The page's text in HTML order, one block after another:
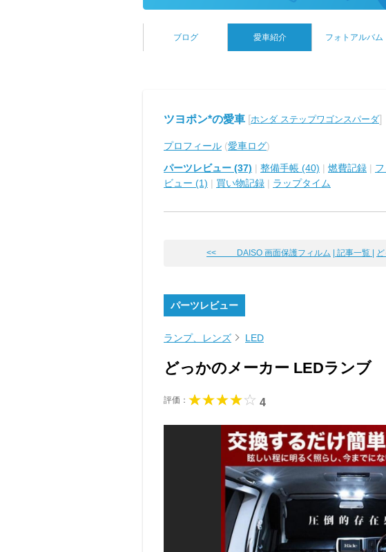
ブログ 愛車紹介 フォトアルバム
ツヨポン*の愛車 [ホンダ ステップワゴンスパーダ]
プロフィール (愛車ログ)
パーツレビュー (37) | 整備手帳 (40) | 燃費記録 |
ビュー (1) | 買い物記録 | ラップタイム
<< DAISO 画面保護フィルム | 記事一覧 |
パーツレビュー
ランプ、レンズ LED
どっかのメーカー LEDランブ
評価： 4